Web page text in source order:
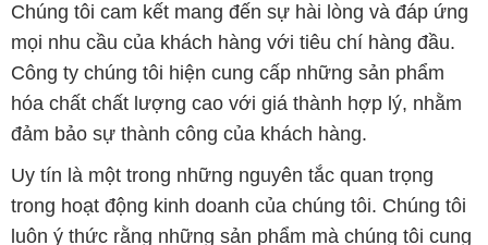
Chúng tôi cam kết mang đến sự hài lòng và đáp ứng
mọi nhu cầu của khách hàng với tiêu chí hàng đầu.
Công ty chúng tôi hiện cung cấp những sản phẩm
hóa chất chất lượng cao với giá thành hợp lý, nhằm
đảm bảo sự thành công của khách hàng.
Uy tín là một trong những nguyên tắc quan trọng
trong hoạt động kinh doanh của chúng tôi. Chúng tôi
luôn ý thức rằng những sản phẩm mà chúng tôi cung